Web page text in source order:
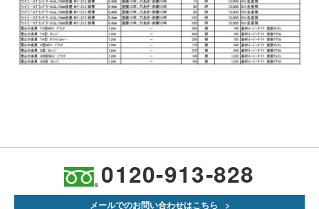
0120-913-828
メールでのお問い合わせはこちら